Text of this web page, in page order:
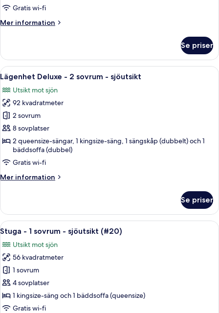
sovrum
-
sjöutsikt
Gratis wi-fi
Mer information
Mer
Deluxe
2
sovrum
-
sjöutsikt
Se priser
Öppna
alla
foton
för
Lägenhet
Deluxe
-
sovrum
-
sjöutsikt
Ett vardagsrum med en soffgrupp,
24
Lägenhet Deluxe - 2 sovrum - sjöutsikt
Utsikt mot sjön
92 kvadratmeter
2 sovrum
8 sovplatser
2 queensize-sängar, 1 kingsize-säng, 1 sängskåp (dubbelt) och 1
bäddsoffa (dubbel)
Gratis wi-fi
Mer information
Mer
Deluxe
2
sovrum
-
sjöutsikt
Se priser
Öppna
alla
foton
för
Stuga
-
1
sovrum
Ett sovrum med träpanel på
6
Stuga - 1 sovrum - sjöutsikt (#20)
Utsikt mot sjön
56 kvadratmeter
1 sovrum
4 sovplatser
1 kingsize-säng och 1 bäddsoffa (queensize)
Gratis wi-fi